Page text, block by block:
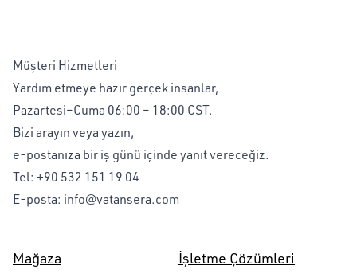
Müşteri Hizmetleri
Yardım etmeye hazır gerçek insanlar,
Pazartesi–Cuma 06:00 – 18:00 CST.
Bizi arayın veya yazın,
e-postanıza bir iş günü içinde yanıt vereceğiz.
Tel: +90 532 151 19 04
E-posta: info@vatansera.com
Mağaza İşletme Çözümleri